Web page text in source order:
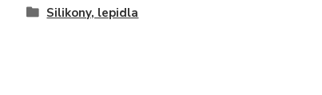
Silikony, lepidla